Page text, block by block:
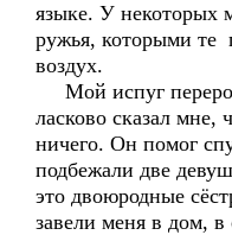
языке. У некоторых
ружья, которыми те
воздух.
Мой испуг
ласково сказал мне,
ничего. Он помог
подбежали две
это двоюродные
завели меня в дом,